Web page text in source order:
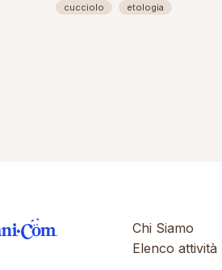
cucciolo etologia
Chi Siamo
Elenco attività